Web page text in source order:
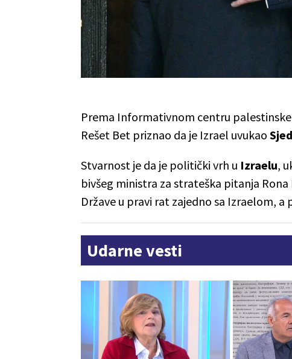
Prema Informativnom centru
Rešet Bet priznao da je Izrael uvukao
Stvarnost je da je politički vrh u Izraelu,
bivšeg ministra za strateška pitanja
Države u pravi rat zajedno sa Izraelom,
Udarne vesti